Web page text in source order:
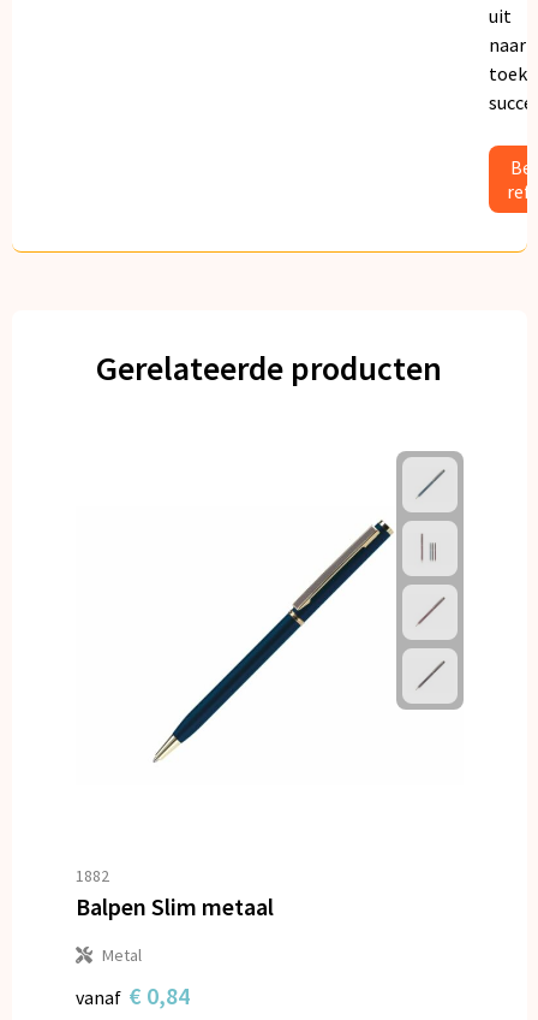
uit
naar
Gerelateerde producten
1882
Balpen Slim metaal
Metal
vanaf € 0,84